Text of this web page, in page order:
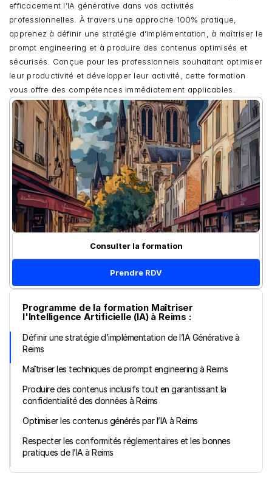
efficacement l’IA générative dans vos activités
professionnelles. À travers une approche 100% pratique,
apprenez à définir une stratégie d’implémentation, à maîtriser le
prompt engineering et à produire des contenus optimisés et
sécurisés. Conçue pour les professionnels souhaitant optimiser
leur productivité et développer leur activité, cette formation
vous offre des compétences immédiatement applicables.
Programme de la formation Maîtriser
l'Intelligence Artificielle (IA) à Reims :
Définir une stratégie d’implémentation de l’IA Générative à
Reims
Maîtriser les techniques de prompt engineering à Reims
Produire des contenus inclusifs tout en garantissant la
confidentialité des données à Reims
Optimiser les contenus générés par l’IA à Reims
Respecter les conformités réglementaires et les bonnes
pratiques de l’IA à Reims
Consulter la formation
Prendre RDV